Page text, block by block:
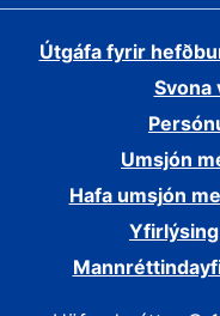
Útgáfa fyrir
Svona
Umsjón
Hafa umsjón